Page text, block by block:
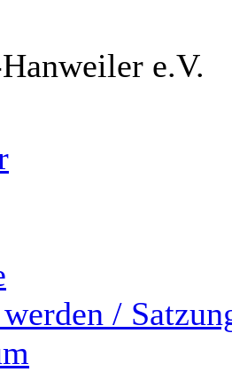
e.V.
/